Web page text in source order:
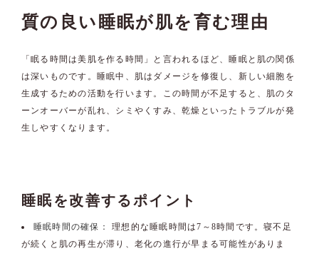
質の良い睡眠が肌を育む理由
「眠る時間は美肌を作る時間」と言われるほど、睡眠と肌の関係
は深いものです。睡眠中、肌はダメージを修復し、新しい細胞を
生成するための活動を行います。この時間が不足すると、肌のタ
ーンオーバーが乱れ、シミやくすみ、乾燥といったトラブルが発
生しやすくなります。
睡眠を改善するポイント
睡眠時間の確保：
理想的な睡眠時間は7～8時間です。寝不足
が続くと肌の再生が滞り、老化の進行が早まる可能性がありま